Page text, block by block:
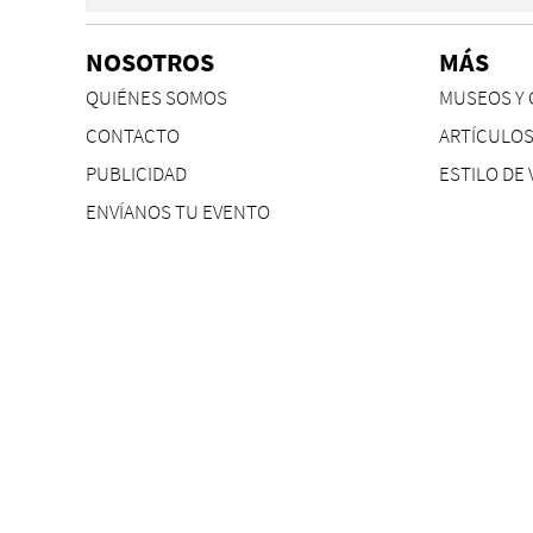
NOSOTROS
QUIÉNES SOMOS
CONTACTO
PUBLICIDAD
ENVÍANOS TU EVENTO
MÁS
MUSEOS Y
ARTÍCULOS
ESTILO DE